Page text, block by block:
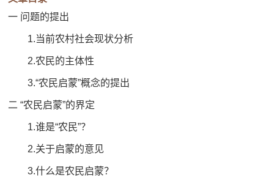
一 问题的提出
1.当前农村社会现状分析
2.农民的主体性
3.“农民启蒙”概念的提出
二 “农民启蒙”的界定
1.谁是“农民”？
2.关于启蒙的意见
3.什么是农民启蒙？